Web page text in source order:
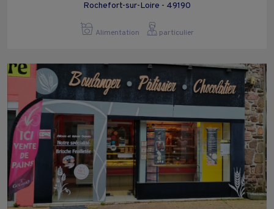
Rochefort-sur-Loire - 49190
Alimentation particulier